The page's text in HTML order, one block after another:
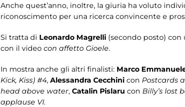
Anche quest’anno, inoltre, la giuria ha voluto
riconoscimento per una ricerca convincente e
Si tratta di Leonardo Magrelli (secondo posto)
con il video con affetto Gioele.
In mostra anche gli altri finalisti: Marco
Kick, Kiss) #4, Alessandra Cecchini con Postcards
head above water, Catalin Pislaru con Billy’s lost
applause VI.